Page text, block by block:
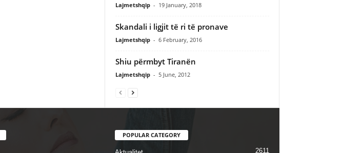
Lajmetshqip - 19 January, 2018
Skandali i ligjit të ri të pronave
Lajmetshqip - 6 February, 2016
Shiu përmbyt Tiranën
Lajmetshqip - 5 June, 2012
POPULAR CATEGORY
2611